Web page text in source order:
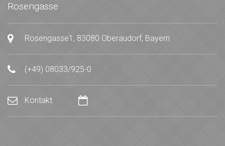
Rosengasse
Rosengasse1, 83080 Oberaudorf, Bayern
(+49) 08033/925-0
Kontakt